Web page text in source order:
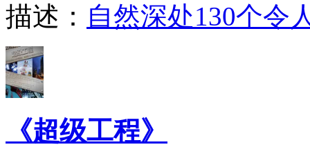
描述： 自然深处130个令
《超级工程》